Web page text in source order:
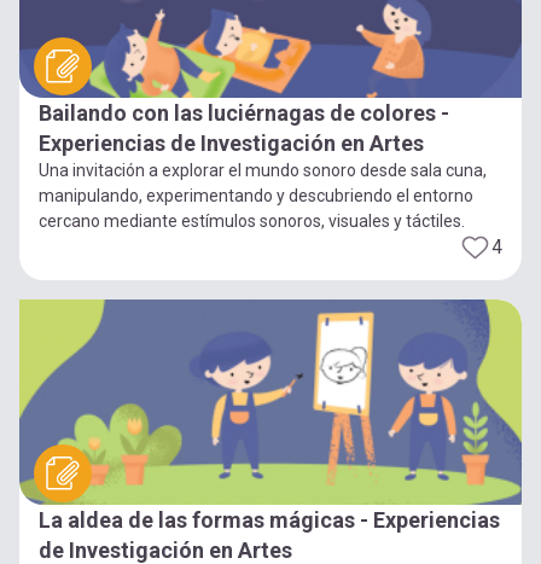
Bailando con las luciérnagas de colores -
Experiencias de Investigación en Artes
Una invitación a explorar el mundo sonoro desde sala cuna,
manipulando, experimentando y descubriendo el entorno
cercano mediante estímulos sonoros, visuales y táctiles.
4
La aldea de las formas mágicas - Experiencias
de Investigación en Artes